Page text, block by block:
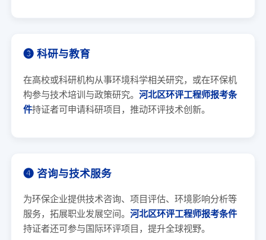
➌ 科研与教育
在高校或科研机构从事环境科学相关研究，或在环保机
构参与技术培训与政策研究。 河北区环评工程师报考条
件持证者可申请科研项目，推动环评技术创新。
➍ 咨询与技术服务
为环保企业提供技术咨询、项目评估、环境影响分析等
服务，拓展职业发展空间。 河北区环评工程师报考条件
持证者还可参与国际环评项目，提升全球视野。